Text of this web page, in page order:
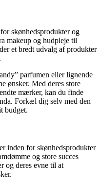
skønhedsprodukter og
makeup og hudpleje til
et bredt udvalg af produkter
parfumen eller lignende
ønsker. Med deres store
mærker, kan du finde
Forkæl dig selv med den
budget.
inden for skønhedsprodukter
og store succes
og deres evne til at